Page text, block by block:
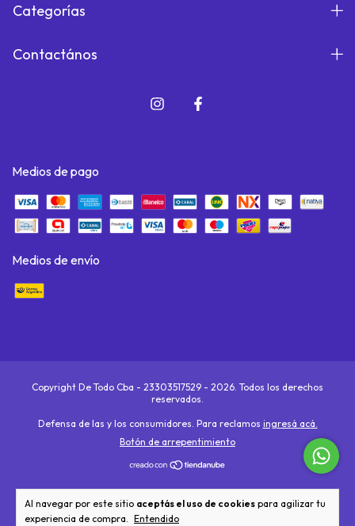
Al navegar por este sitio aceptás el uso de cookies para agilizar tu
experiencia de compra. Entendido
Categorías
Contactános
Medios de pago
Medios de envío
Copyright De Todo Cba - 23303517529 - 2026. Todos los derechos
reservados.
Defensa de las y los consumidores. Para reclamos ingresá acá.
Botón de arrepentimiento